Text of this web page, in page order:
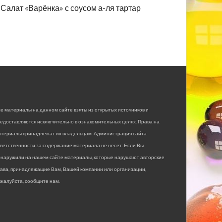
Салат «Варёнка» с соусом а-ля тартар
материалы на данном сайте взяты из открытых источников и
исключительно в ознакомительных целях. Права на
принадлежат их владельцам. Администрация сайта
за содержание материала не несет. Если Вы
на нашем сайте материалы, которые нарушают авторские
принадлежащие Вам, Вашей компании или организации,
сообщите нам.